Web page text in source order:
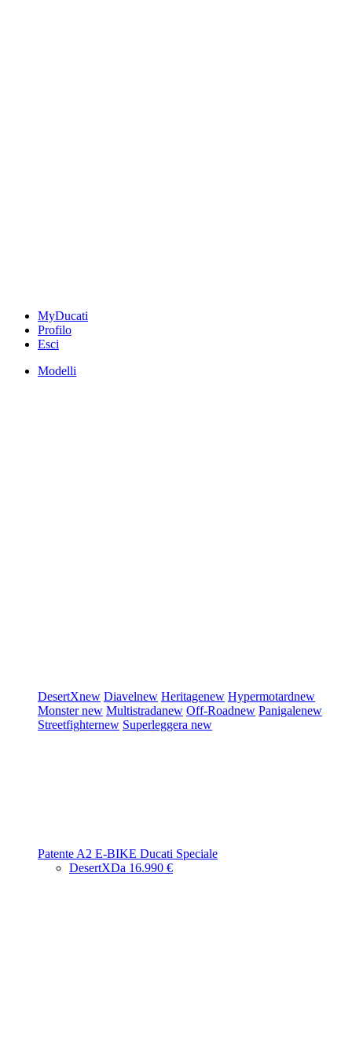
MyDucati
Profilo
Esci
Modelli
DesertXnew Diavelnew Heritagenew Hypermotardnew
Monsternew Multistradanew Off-Roadnew Panigalenew
Streetfighternew Superleggera new
Patente A2 E-BIKE Ducati Speciale
DesertXDa 16.990 €